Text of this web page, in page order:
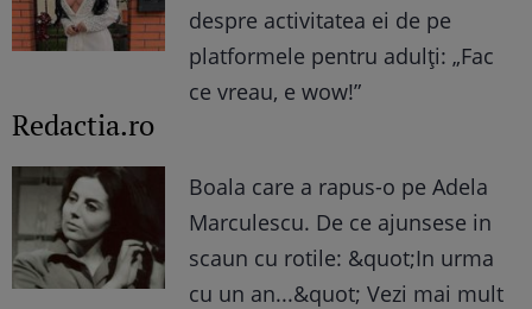
despre activitatea ei de pe
platformele pentru adulți: „Fac
ce vreau, e wow!”
Redactia.ro
Boala care a rapus-o pe Adela
Marculescu. De ce ajunsese in
scaun cu rotile: &quot;In urma
cu un an...&quot; Vezi mai mult